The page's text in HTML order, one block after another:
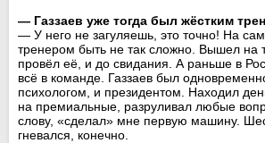
— Газзаев уже тогда был жёстким
— У него не загуляешь, это точно! На
тренером быть не так сложно. Вышел на
провёл её, и до свидания. А раньше в
всё в команде. Газзаев был
психологом, и президентом. Находил
на премиальные, разруливал любые
слову, «сделал» мне первую машину.
гневался, конечно.